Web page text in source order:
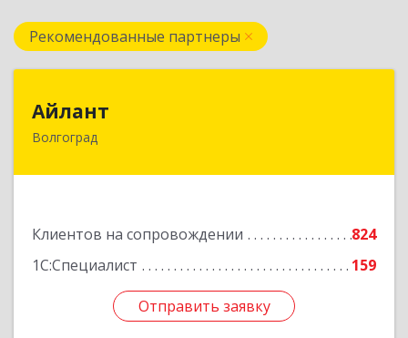
Рекомендованные партнеры
Айлант
Волгоград
Клиентов на сопровождении
824
1С:Специалист
159
Отправить заявку
400001, Волгоградская обл, Волгоград г, им
Отправить заявку